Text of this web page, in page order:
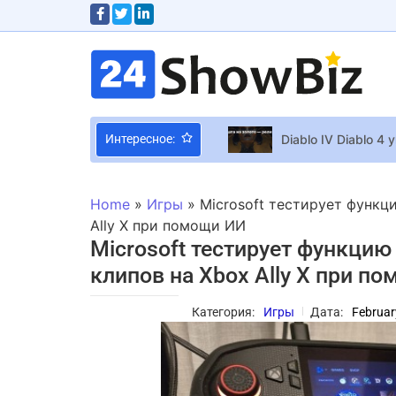
Интересное:
Diablo IV Diablo 4
Стало известно,
Maneskin
Meta обвинили в
ARC Raiders
Мэтт Райан
Сергея Бабкина
Фанаты God of
“У нас есть куча
Home » Игры » Microsoft тестирует
Ally X при помощи ИИ
Microsoft тестирует
клипов на Xbox Ally X при
Категория: Игры Дата: